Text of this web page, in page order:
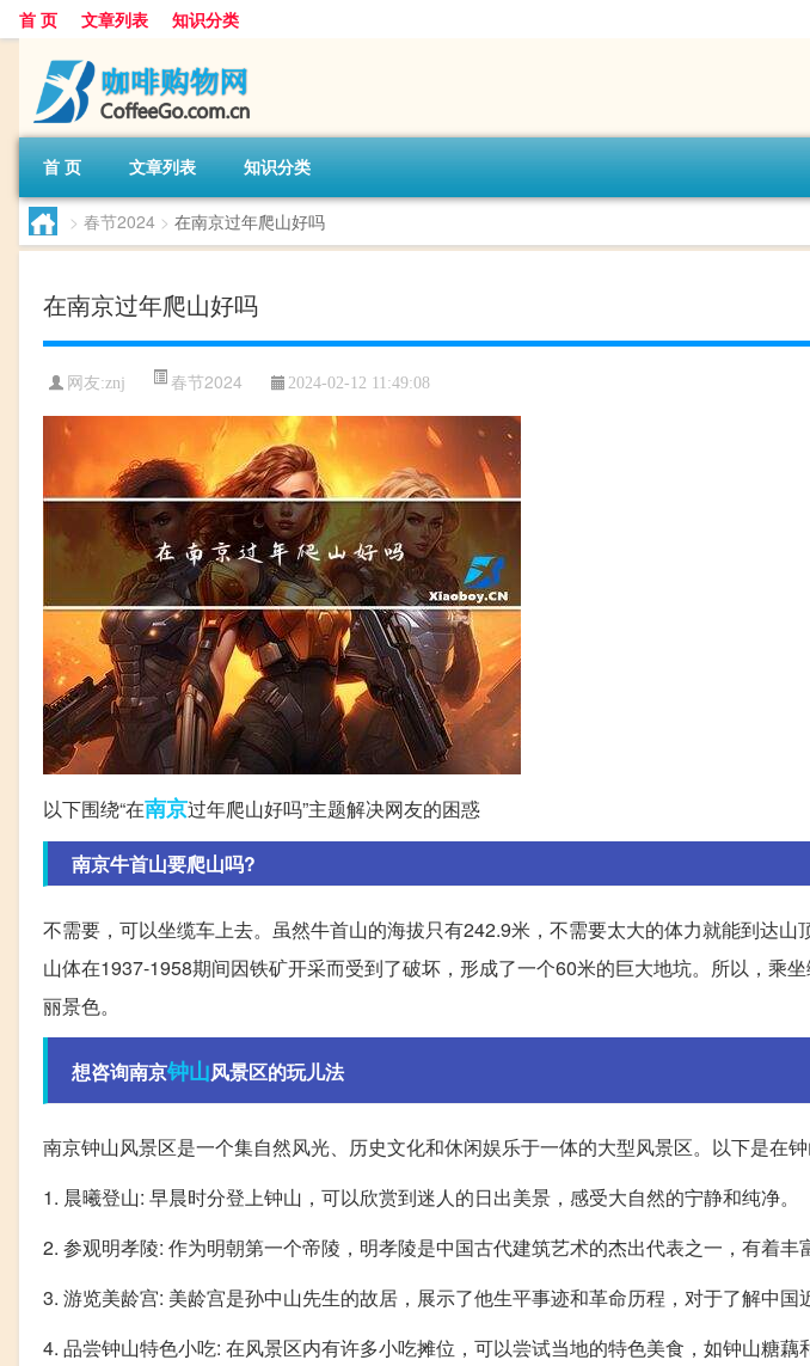
首 页 文章列表 知识分类
首 页 文章列表 知识分类
> 春节2024 > 在南京过年爬山好吗
在南京过年爬山好吗
网友:znj 春节2024 2024-02-12 11:49:08
以下围绕“在南京过年爬山好吗”主题解决网友的困惑
南京牛首山要爬山吗?
不需要，可以坐缆车上去。虽然牛首山的海拔只有242.9米，不需要太大的体力就能到达
山体在1937-1958期间因铁矿开采而受到了破坏，形成了一个60米的巨大地坑。所以，乘
丽景色。
想咨询南京钟山风景区的玩儿法
南京钟山风景区是一个集自然风光、历史文化和休闲娱乐于一体的大型风景区。以下是在
1. 晨曦登山: 早晨时分登上钟山，可以欣赏到迷人的日出美景，感受大自然的宁静和纯净。
2. 参观明孝陵: 作为明朝第一个帝陵，明孝陵是中国古代建筑艺术的杰出代表之一，有着丰
3. 游览美龄宫: 美龄宫是孙中山先生的故居，展示了他生平事迹和革命历程，对于了解中国
4. 品尝钟山特色小吃: 在风景区内有许多小吃摊位，可以尝试当地的特色美食，如钟山糖藕